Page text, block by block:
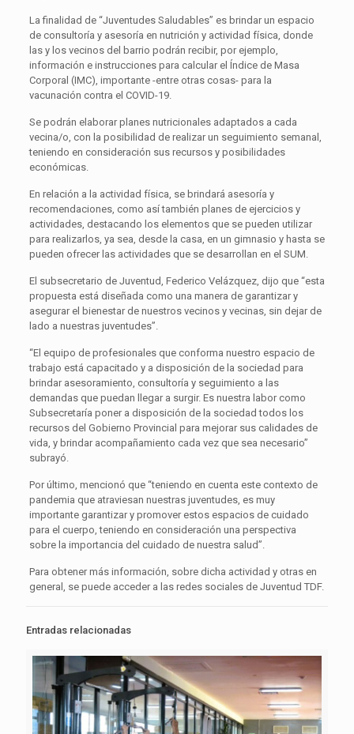
La finalidad de “Juventudes Saludables” es brindar un espacio
de consultoría y asesoría en nutrición y actividad física, donde
las y los vecinos del barrio podrán recibir, por ejemplo,
información e instrucciones para calcular el Índice de Masa
Corporal (IMC), importante -entre otras cosas- para la
vacunación contra el COVID-19.
Se podrán elaborar planes nutricionales adaptados a cada
vecina/o, con la posibilidad de realizar un seguimiento semanal,
teniendo en consideración sus recursos y posibilidades
económicas.
En relación a la actividad física, se brindará asesoría y
recomendaciones, como así también planes de ejercicios y
actividades, destacando los elementos que se pueden utilizar
para realizarlos, ya sea, desde la casa, en un gimnasio y hasta se
pueden ofrecer las actividades que se desarrollan en el SUM.
El subsecretario de Juventud, Federico Velázquez, dijo que “esta
propuesta está diseñada como una manera de garantizar y
asegurar el bienestar de nuestros vecinos y vecinas, sin dejar de
lado a nuestras juventudes”.
“El equipo de profesionales que conforma nuestro espacio de
trabajo está capacitado y a disposición de la sociedad para
brindar asesoramiento, consultoría y seguimiento a las
demandas que puedan llegar a surgir. Es nuestra labor como
Subsecretaría poner a disposición de la sociedad todos los
recursos del Gobierno Provincial para mejorar sus calidades de
vida, y brindar acompañamiento cada vez que sea necesario”
subrayó.
Por último, mencionó que “teniendo en cuenta este contexto de
pandemia que atraviesan nuestras juventudes, es muy
importante garantizar y promover estos espacios de cuidado
para el cuerpo, teniendo en consideración una perspectiva
sobre la importancia del cuidado de nuestra salud”.
Para obtener más información, sobre dicha actividad y otras en
general, se puede acceder a las redes sociales de Juventud TDF.
Entradas relacionadas